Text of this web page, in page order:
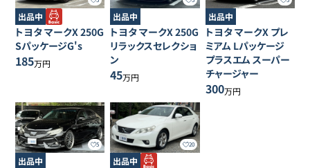
出品中
トヨタマークX250G
SパッケージG's
185万円
出品中
トヨタマークX250G
リラックスセレクショ
ン
45万円
出品中
トヨタマークX プレ
ミアム Lパッケージ
プラスエム スーパー
チャージャー
300万円
5
出品中
20
出品中